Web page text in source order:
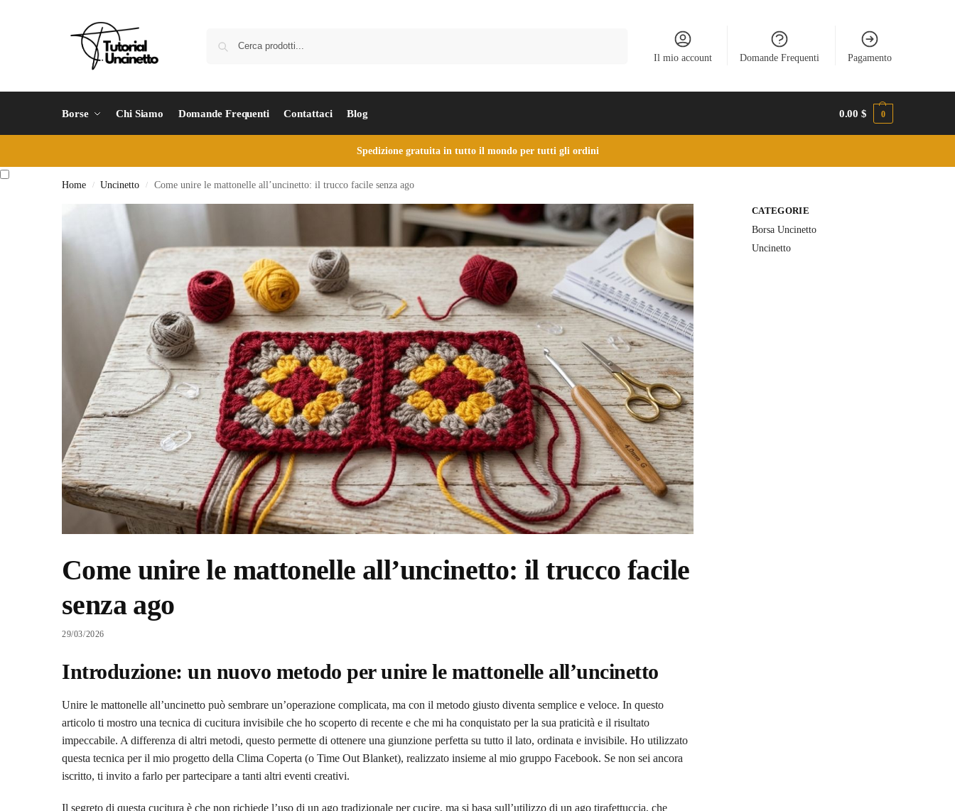
Il mio account Domande Frequenti Pagamento
Borse Chi Siamo Domande Frequenti Contattaci Blog 0.00$ 0
Spedizione gratuita in tutto il mondo per tutti gli ordini
Home / Uncinetto / Come unire le mattonelle all’uncinetto: il trucco facile senza ago
Come unire le mattonelle all’uncinetto: il trucco facile
senza ago
29/03/2026
Introduzione: un nuovo metodo per unire le mattonelle all’uncinetto
Unire le mattonelle all’uncinetto può sembrare un’operazione complicata, ma con il metodo giusto diventa semplice e veloce. In questo
articolo ti mostro una tecnica di cucitura invisibile che ho scoperto di recente e che mi ha conquistato per la sua praticità e il risultato
impeccabile. A differenza di altri metodi, questo permette di ottenere una giunzione perfetta su tutto il lato, ordinata e invisibile. Ho utilizzato
questa tecnica per il mio progetto della Clima Coperta (o Time Out Blanket), realizzato insieme al mio gruppo Facebook. Se non sei ancora
iscritto, ti invito a farlo per partecipare a tanti altri eventi creativi.
Il segreto di questa cucitura è che non richiede l’uso di un ago tradizionale per cucire, ma si basa sull’utilizzo di un ago tirafettuccia, che
CATEGORIE
Borsa Uncinetto
Uncinetto